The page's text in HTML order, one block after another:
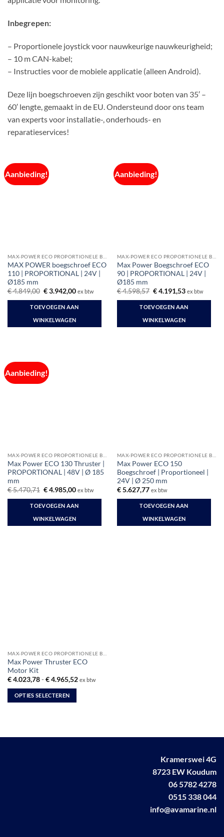
Inbegrepen:
– Proportionele joystick voor nauwkeurige nauwkeurigheid;
– 10 m CAN-kabel;
– Instructies voor de mobiele applicatie (alleen Android).
Deze lijn boegschroeven zijn geschikt voor boten van 35′ –
60′ lengte, gemaakt in de EU. Ondersteund door ons team
van experts voor installatie-, onderhouds- en
reparatieservices!
Aanbieding!
MAX POWER boegschroef ECO
110 | PROPORTIONAL | 24V |
Ø185 mm
€4.849,00 Oorspronkelijke
was:
€ 4.849,00.
€3.942,00Huidige
is:
€ 3.942,00.
ex btw
TOEVOEGEN AAN
WINKELWAGEN
Aanbieding!
Max Power Boegschroef ECO
90 | PROPORTIONAL | 24V |
Ø185 mm
€4.598,57 Oorspronkelijke
was:
€ 4.598,57.
€4.191,53Huidige
is:
€ 4.191,53.
ex btw
TOEVOEGEN AAN
WINKELWAGEN
Aanbieding!
Max Power ECO 130 Thruster |
PROPORTIONAL | 48V | Ø 185
mm
€5.470,71 Oorspronkelijke
was:
€ 5.470,71.
€4.985,00Huidige
is:
€ 4.985,00.
ex btw
TOEVOEGEN AAN
WINKELWAGEN
Max Power ECO 150
Boegschroef | Proportioneel |
24V | Ø 250 mm
€5.627,77 ex btw
TOEVOEGEN AAN
WINKELWAGEN
Max Power Thruster ECO
Motor Kit
€4.023,78 - €4.965,52Prijsklasse:
ex btw
OPTIES SELECTEREN
meerdere
Kramerswei 4G
8723 EW Koudum
06 5782 4278
0515 338 044
info@avamarine.nl